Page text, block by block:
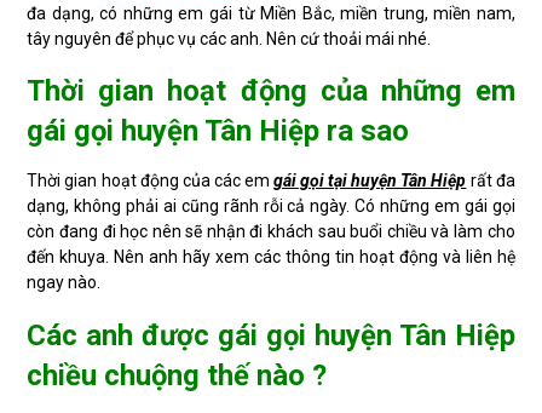
đa dạng, có những em gái từ Miền Bắc, miền trung, miền nam,
tây nguyên để phục vụ các anh. Nên cứ thoải mái nhé.
Thời gian hoạt động của những em
gái gọi huyện Tân Hiệp ra sao
Thời gian hoạt động của các em gái gọi tại huyện Tân Hiệp rất đa
dạng, không phải ai cũng rãnh rỗi cả ngày. Có những em gái gọi
còn đang đi học nên sẽ nhận đi khách sau buổi chiều và làm cho
đến khuya. Nên anh hãy xem các thông tin hoạt động và liên hệ
ngay nào.
Các anh được gái gọi huyện Tân Hiệp
chiều chuộng thế nào ?